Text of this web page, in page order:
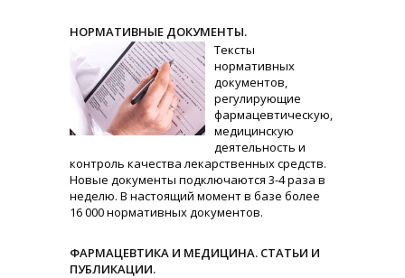
НОРМАТИВНЫЕ ДОКУМЕНТЫ.
Тексты
нормативных
документов,
регулирующие
фармацевтическую,
медицинскую
деятельность и
контроль качества лекарственных средств.
Новые документы подключаются 3-4 раза в
неделю. В настоящий момент в базе более
16 000 нормативных документов.
ФАРМАЦЕВТИКА И МЕДИЦИНА. СТАТЬИ И
ПУБЛИКАЦИИ.